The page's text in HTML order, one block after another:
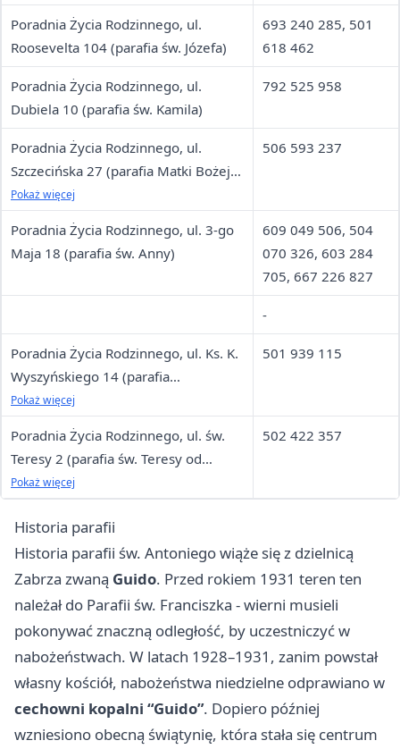
Poradnia Życia Rodzinnego, ul.
Roosevelta 104 (parafia św. Józefa)
693 240 285, 501
618 462
Poradnia Życia Rodzinnego, ul.
Dubiela 10 (parafia św. Kamila)
792 525 958
Poradnia Życia Rodzinnego, ul.
Szczecińska 27 (parafia Matki Bożej
Różańcowej)
Pokaż więcej
506 593 237
Poradnia Życia Rodzinnego, ul. 3-go
Maja 18 (parafia św. Anny)
609 049 506, 504
070 326, 603 284
705, 667 226 827
-
Poradnia Życia Rodzinnego, ul. Ks. K.
Wyszyńskiego 14 (parafia
Najświętszego Serca Pana Jezusa)
Pokaż więcej
501 939 115
Poradnia Życia Rodzinnego, ul. św.
Teresy 2 (parafia św. Teresy od
Dzieciątka Jezus)
Pokaż więcej
502 422 357
Historia parafii
Historia parafii św. Antoniego wiąże się z dzielnicą
Zabrza zwaną Guido. Przed rokiem 1931 teren ten
należał do Parafii św. Franciszka - wierni musieli
pokonywać znaczną odległość, by uczestniczyć w
nabożeństwach. W latach 1928–1931, zanim powstał
własny kościół, nabożeństwa niedzielne odprawiano w
cechowni kopalni “Guido”. Dopiero później
wzniesiono obecną świątynię, która stała się centrum